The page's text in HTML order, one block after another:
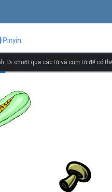
Pinyin
Di chuột qua các từ và cụm từ để có